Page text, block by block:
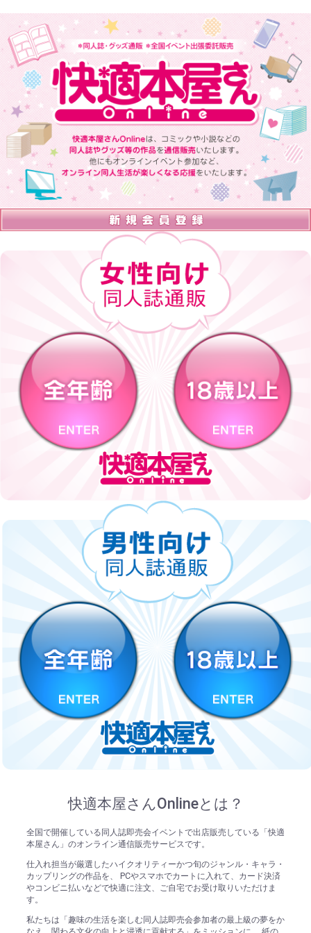
快適本屋さんOnlineは、 コミックや小説などの同人誌やグッズ等の
作品を通信販売いたします。
快適本屋さんOnlineとは？
全国で開催している同人誌即売会イベントで出店販売している「快適
本屋さん」のオンライン通信販売サービスです。
仕入れ担当が厳選したハイクオリティーかつ旬のジャンル・キャラ・
カップリングの作品を、 PCやスマホでカートに入れて、カード決済
やコンビニ払いなどで快適に注文、ご自宅でお受け取りいただけま
す。
私たちは「趣味の生活を楽しむ同人誌即売会参加者の最上級の夢をか